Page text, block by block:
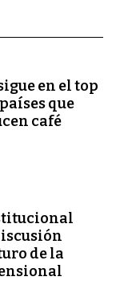
en el top
que
café
de la